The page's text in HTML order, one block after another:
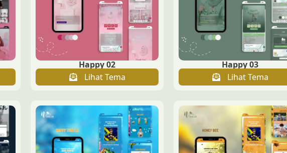
Happy 02
Lihat Tema
Happy 03
Lihat Tema